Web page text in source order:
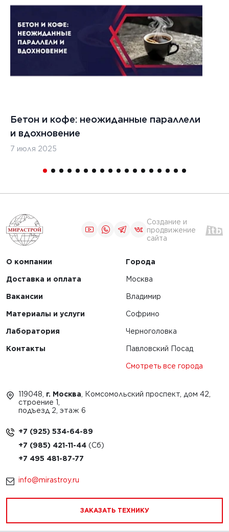
Бетон и кофе: неожиданные параллели
и вдохновение
7 июля 2025
Создание и
продвижение
сайта
О компании
Доставка и оплата
Вакансии
Материалы и услуги
Лаборатория
Контакты
Города
Москва
Владимир
Софрино
Черноголовка
Павловский Посад
Смотреть все города
119048, г. Москва , Комсомольский проспект, дом 42,
строение 1,
подъезд 2, этаж 6
+7 (925) 534-64-89
+7 (985) 421-11-44
+7 495 481-87-77
info@mirastroy.ru
ЗАКАЗАТЬ ТЕХНИКУ